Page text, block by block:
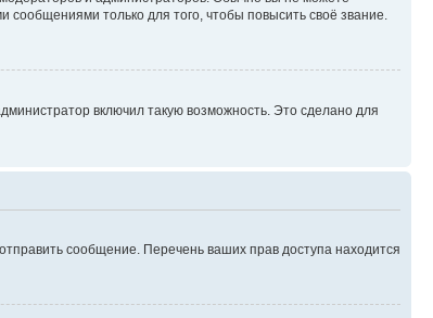
только для того, чтобы повысить своё звание.
включил такую возможность. Это сделано для
сообщение. Перечень ваших прав доступа находится